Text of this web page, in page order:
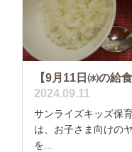
【9月11日㈬の給
2024.09.11
サンライズキッズ保
は、お子さま向けの
を...